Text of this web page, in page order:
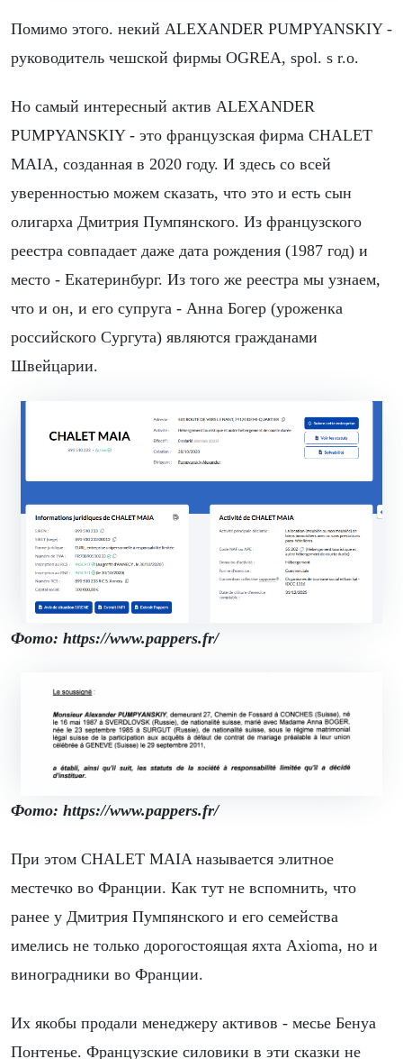
Помимо этого. некий ALEXANDER PUMPYANSKIY -
руководитель чешской фирмы OGREA, spol. s r.o.
Но самый интересный актив ALEXANDER
PUMPYANSKIY - это французская фирма CHALET
MAIA, созданная в 2020 году. И здесь со всей
уверенностью можем сказать, что это и есть сын
олигарха Дмитрия Пумпянского. Из французского
реестра совпадает даже дата рождения (1987 год) и
место - Екатеринбург. Из того же реестра мы узнаем,
что и он, и его супруга - Анна Богер (уроженка
российского Сургута) являются гражданами
Швейцарии.
Фото: https://www.pappers.fr/
Фото: https://www.pappers.fr/
При этом CHALET MAIA называется элитное
местечко во Франции. Как тут не вспомнить, что
ранее у Дмитрия Пумпянского и его семейства
имелись не только дорогостоящая яхта Axioma, но и
виноградники во Франции.
Их якобы продали менеджеру активов - месье Бенуа
Понтенье. Французские силовики в эти сказки не